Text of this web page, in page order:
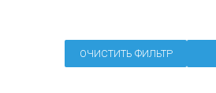
ОЧИСТИТЬ ФИЛЬТР